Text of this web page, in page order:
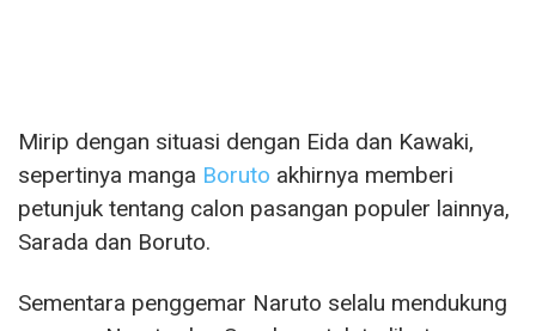
Mirip dengan situasi dengan Eida dan Kawaki,
sepertinya manga Boruto akhirnya memberi
petunjuk tentang calon pasangan populer lainnya,
Sarada dan Boruto.
Sementara penggemar Naruto selalu mendukung